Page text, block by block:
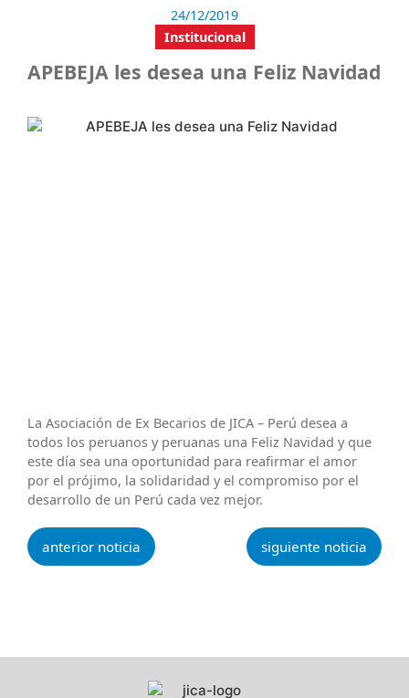
24/12/2019
Institucional
APEBEJA les desea una Feliz Navidad
La Asociación de Ex Becarios de JICA – Perú desea a
todos los peruanos y peruanas una Feliz Navidad y que
este día sea una oportunidad para reafirmar el amor
por el prójimo, la solidaridad y el compromiso por el
desarrollo de un Perú cada vez mejor.
anterior noticia siguiente noticia